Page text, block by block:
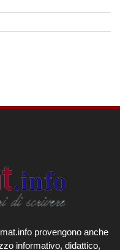
provengono anche
informativo, didattico,